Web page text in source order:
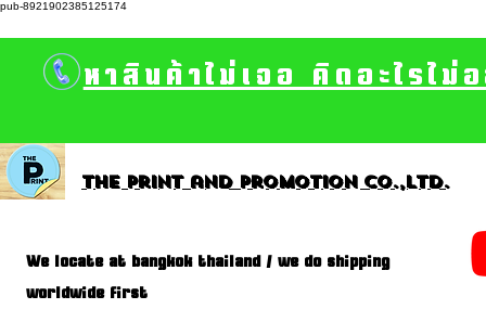
pub-8921902385125174
หาสินค้าไม่เจอ คิดอะไรไ
The print and promotion CO.,Ltd.
We locate at bangkok thailand / we do shipping
worldwide first